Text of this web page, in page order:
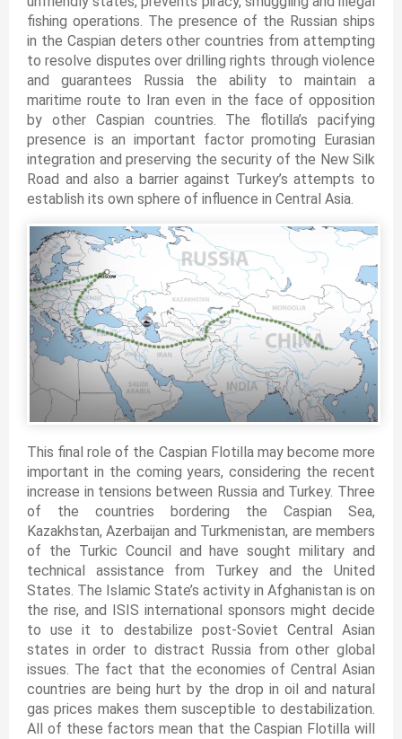
fishing operations. The presence of the Russian ships
in the Caspian deters other countries from attempting
to resolve disputes over drilling rights through violence
and guarantees Russia the ability to maintain a
maritime route to Iran even in the face of opposition
by other Caspian countries. The flotilla’s pacifying
presence is an important factor promoting Eurasian
integration and preserving the security of the New Silk
Road and also a barrier against Turkey’s attempts to
establish its own sphere of influence in Central Asia.
This final role of the Caspian Flotilla may become more
important in the coming years, considering the recent
increase in tensions between Russia and Turkey. Three
of the countries bordering the Caspian Sea,
Kazakhstan, Azerbaijan and Turkmenistan, are members
of the Turkic Council and have sought military and
technical assistance from Turkey and the United
States. The Islamic State’s activity in Afghanistan is on
the rise, and ISIS international sponsors might decide
to use it to destabilize post-Soviet Central Asian
states in order to distract Russia from other global
issues. The fact that the economies of Central Asian
countries are being hurt by the drop in oil and natural
gas prices makes them susceptible to destabilization.
All of these factors mean that the Caspian Flotilla will